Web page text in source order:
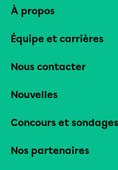
À propos
Équipe et carrières
Nous contacter
Nouvelles
Concours et sondages
Nos partenaires